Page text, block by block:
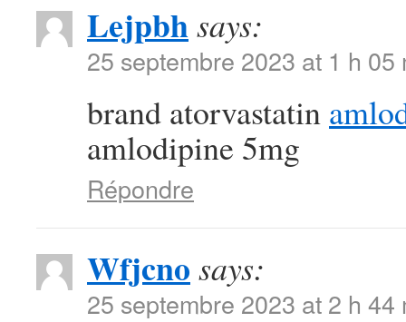
Lejpbhsays:
25 septembre 2023 at 1 h 05
brand atorvastatin
amlodipine 5mg
Répondre
Wfjcno says:
25 septembre 2023 at 2 h 44